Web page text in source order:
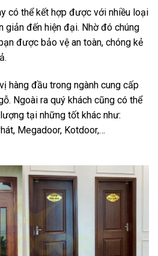
có thể kết hợp được với nhiều loại
giản đến hiện đại. Nhờ đó chúng
được bảo vệ an toàn, chóng kẻ
hàng đầu trong ngành cung cấp
Ngoài ra quý khách cũng có thể
tại những tốt khác như:
Megadoor, Kotdoor,…